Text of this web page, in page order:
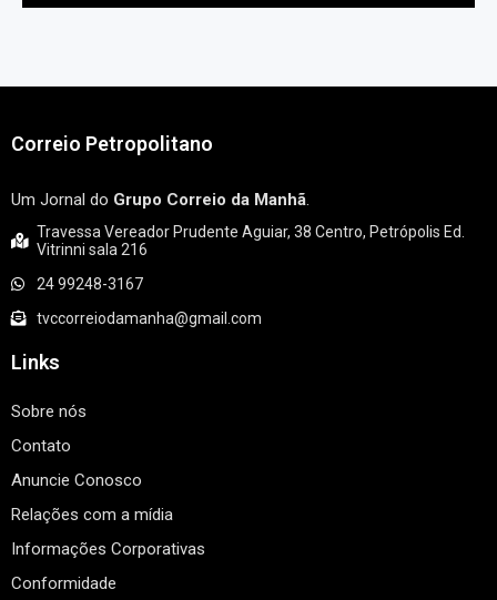
Correio Petropolitano
Um Jornal do Grupo Correio da Manhã.
Travessa Vereador Prudente Aguiar, 38 Centro, Petrópolis Ed.
Vitrinni sala 216
24 99248-3167
tvccorreiodamanha@gmail.com
Links
Sobre nós
Contato
Anuncie Conosco
Relações com a mídia
Informações Corporativas
Conformidade